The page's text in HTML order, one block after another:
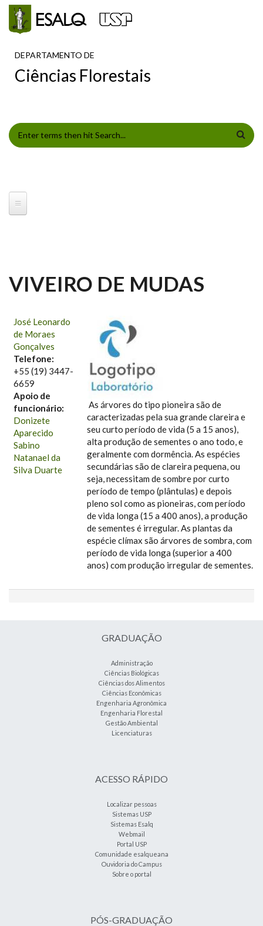
Pular para o conteúdo principal
DEPARTAMENTO DE
Ciências Florestais
FORMULÁRIO DE BUSCA
VIVEIRO DE MUDAS
José Leonardo
de Moraes
Gonçalves
Telefone:
+55 (19) 3447-
6659
Apoio de
funcionário:
Donizete
Aparecido
Sabino
Natanael da
Silva Duarte
As árvores do tipo pioneira são de
caracterizadas pela sua grande clareira e
seu curto período de vida (5 a 15 anos),
alta produção de sementes o ano todo, e
geralmente com dormência. As espécies
secundárias são de clareira pequena, ou
seja, necessitam de sombre por curto
período de tempo (plântulas) e depois
pleno sol como as pioneiras, com período
de vida longa (15 a 400 anos), a produção
de sementes é irregular. As plantas da
espécie clímax são árvores de sombra, com
período de vida longa (superior a 400
anos) com produção irregular de sementes.
GRADUAÇÃO
Administração
Ciências Biológicas
Ciências dos Alimentos
Ciências Econômicas
Engenharia Agronômica
Engenharia Florestal
Gestão Ambiental
Licenciaturas
ACESSO RÁPIDO
Localizar pessoas
Sistemas USP
Sistemas Esalq
Webmail
Portal USP
Comunidade esalqueana
Ouvidoria do Campus
Sobre o portal
PÓS-GRADUAÇÃO